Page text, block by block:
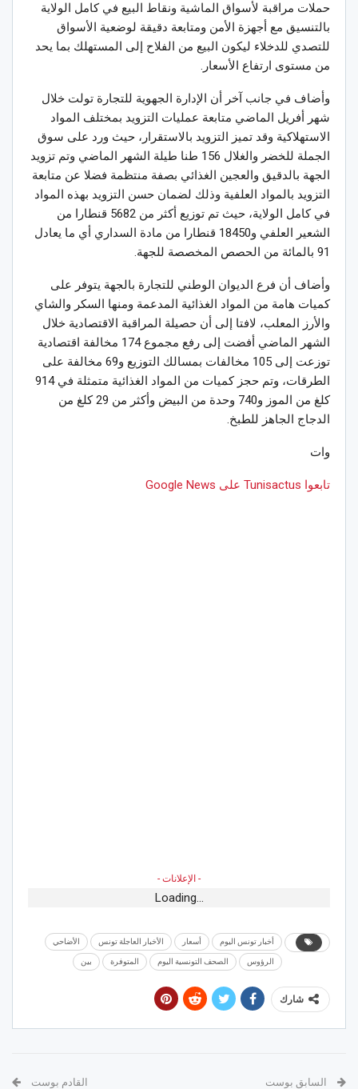
حملات مراقبة لأسواق الماشية ونقاط البيع في كامل الولاية
بالتنسيق مع أجهزة الأمن ومتابعة دقيقة لوضعية الأسواق
للتصدي للدخلاء ليكون البيع من الفلاح إلى المستهلك بما يحد
من مستوى ارتفاع الأسعار.
وأضاف في جانب آخر أن الإدارة الجهوية للتجارة تولت خلال
شهر أفريل الماضي متابعة عمليات التزويد بمختلف المواد
الاستهلاكية وقد تميز التزويد بالاستقرار، حيث ورد على سوق
الجملة للخضر والغلال 156 طنا طيلة الشهر الماضي وتم تزويد
الجهة بالدقيق والعجين الغذائي بصفة منتظمة فضلا عن متابعة
التزويد بالمواد العلفية وذلك لضمان حسن التزويد بهذه المواد
في كامل الولاية، حيث تم توزيع أكثر من 5682 قنطارا من
الشعير العلفي و18450 قنطارا من مادة السداري أي ما يعادل
91 بالمائة من الحصص المخصصة للجهة.
وأضاف أن فرع الديوان الوطني للتجارة بالجهة يتوفر على
كميات هامة من المواد الغذائية المدعمة ومنها السكر والشاي
والأرز المعلب، لافتا إلى أن حصيلة المراقبة الاقتصادية خلال
الشهر الماضي أفضت إلى رفع مجموع 174 مخالفة اقتصادية
توزعت إلى 105 مخالفات بمسالك التوزيع و69 مخالفة على
الطرقات، وتم حجز كميات من المواد الغذائية متمثلة في 914
كلغ من الموز و740 وحدة من البيض وأكثر من 29 كلغ من
الدجاج الجاهز للطبخ.
وات
تابعوا Tunisactus على Google News
- الإعلانات -
Loading...
أخبار تونس اليوم أسعار الأخبار العاجلة تونس الأضاحي
الرؤوس الصحف التونسية اليوم المتوفرة بين
شارك
السابق بوست القادم بوست